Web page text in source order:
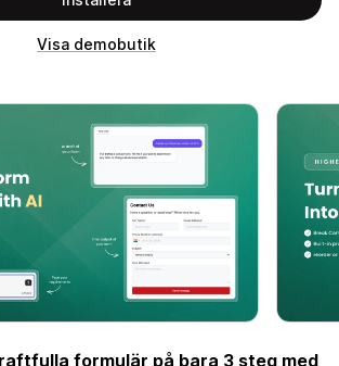
Visa demobutik
formulär på bara 3 steg med